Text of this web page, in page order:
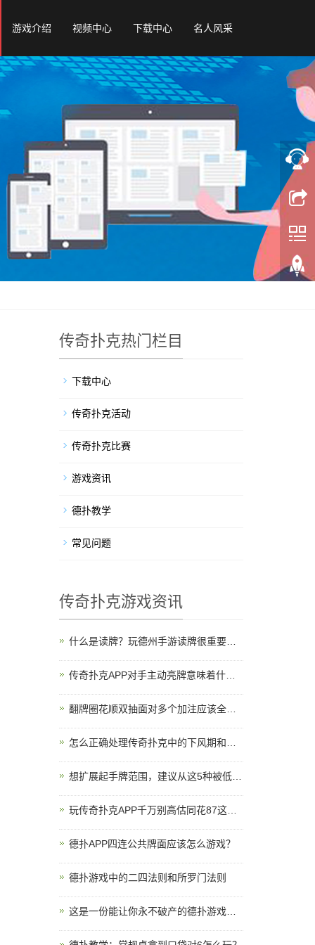
游戏介绍 视频中心 下载中心 名人风采
传奇扑克热门栏目
下载中心
传奇扑克活动
传奇扑克比赛
游戏资讯
德扑教学
常见问题
传奇扑克游戏资讯
什么是读牌？玩德州手游读牌很重要吗？
传奇扑克APP对手主动亮牌意味着什么？
翻牌圈花顺双抽面对多个加注应该全下吗？
想扩展起手牌范围，建议从这5种被低估的牌开始
玩传奇扑克APP千万别高估同花87这种牌！
德扑APP四连公共牌面应该怎么游戏？
德扑游戏中的二四法则和所罗门法则
这是一份能让你永不破产的德扑游戏计划